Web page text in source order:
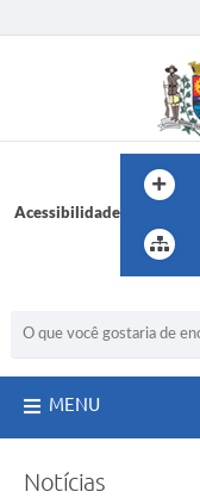
Acessibilidade
MENU
Notícias